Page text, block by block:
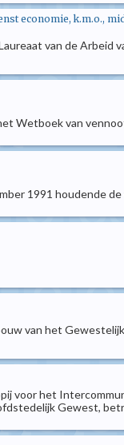
economie, k.m.o.,
van de Arbeid
Wetboek van
1991 houdende
van het
voor het
Gewest,